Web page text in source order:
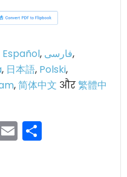
Español, فارسی,
, 日本語, Polski,
,简体中文 और繁體中
Email